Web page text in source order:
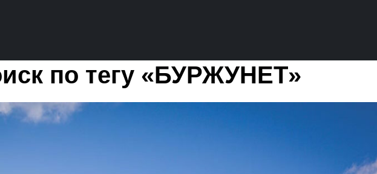
по тегу «БУРЖУНЕТ»